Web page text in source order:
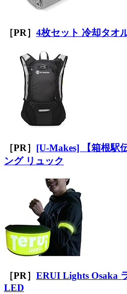
［PR］ 4枚セット 冷却タオ
［PR］ [U-Makes] 【箱根駅
ング リュック
［PR］ ERUI Lights Osaka
LED